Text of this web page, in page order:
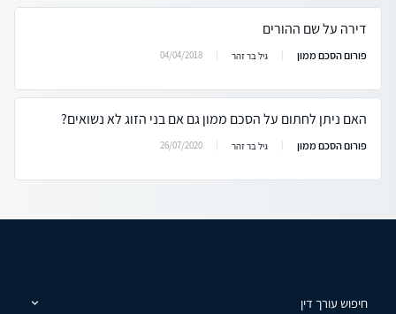
דירה על שם ההורים
פורום הסכם ממון גיל בר זהר 04/04/2018
האם ניתן לחתום על הסכם ממון גם אם בני הזוג לא נשואים?
פורום הסכם ממון גיל בר זהר 26/07/2020
חיפוש עורך דין